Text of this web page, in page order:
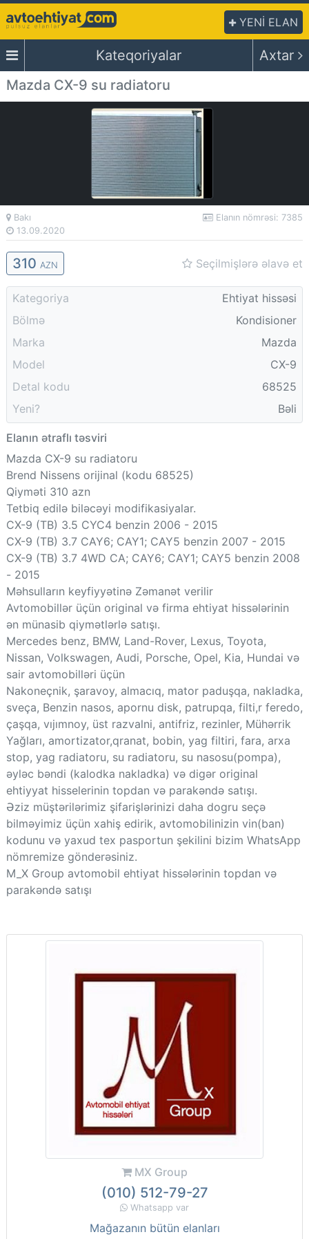
YENİ ELAN
Kateqoriyalar
Axtar
Mazda CX-9 su radiatoru
Bakı
13.09.2020
Elanın nömrəsi: 7385
310 AZN Seçilmişlərə əlavə et
Kategoriya
Ehtiyat hissəsi
Bölmə
Kondisioner
Marka
Mazda
Model
CX-9
Detal kodu
68525
Yeni?
Bəli
Elanın ətraflı təsviri
Mazda CX-9 su radiatoru
Brend Nissens orijinal (kodu 68525)
Qiyməti 310 azn
Tetbiq edilə biləcəyi modifikasiyalar.
CX-9 (TB) 3.5 CYC4 benzin 2006 - 2015
CX-9 (TB) 3.7 CAY6; CAY1; CAY5 benzin 2007 - 2015
CX-9 (TB) 3.7 4WD CA; CAY6; CAY1; CAY5 benzin 2008
- 2015
Məhsulların keyfiyyətinə Zəmanət verilir
Avtomobillər üçün original və firma ehtiyat hissələrinin
ən münasib qiymətlərlə satışı.
Mercedes benz, BMW, Land-Rover, Lexus, Toyota,
Nissan, Volkswagen, Audi, Porsche, Opel, Kia, Hundai və
sair avtomobilləri üçün
Nakoneçnik, şaravoy, almacıq, mator paduşqa, nakladka,
sveça, Benzin nasos, apornu disk, patrupqa, filti,r feredo,
çaşqa, vıjımnoy, üst razvalni, antifriz, rezinler, Mühərrik
Yağları, amortizator,qranat, bobin, yag filtiri, fara, arxa
stop, yag radiatoru, su radiatoru, su nasosu(pompa),
əyləc bəndi (kalodka nakladka) və digər original
ehtiyyat hisselerinin topdan və parakəndə satışı.
Əziz müştərilərimiz şifarişlərinizi daha dogru seçə
bilməyimiz üçün xahiş edirik, avtomobilinizin vin(ban)
kodunu və yaxud tex pasportun şekilini bizim WhatsApp
nömremize gönderəsiniz.
M_X Group avtomobil ehtiyat hissələrinin topdan və
parakəndə satışı
MX Group
(010) 512-79-27
Whatsapp var
Mağazanın bütün elanları